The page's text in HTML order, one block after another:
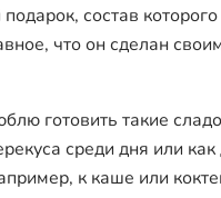
состав
что он сделан
готовить такие
среди дня или
к каше или